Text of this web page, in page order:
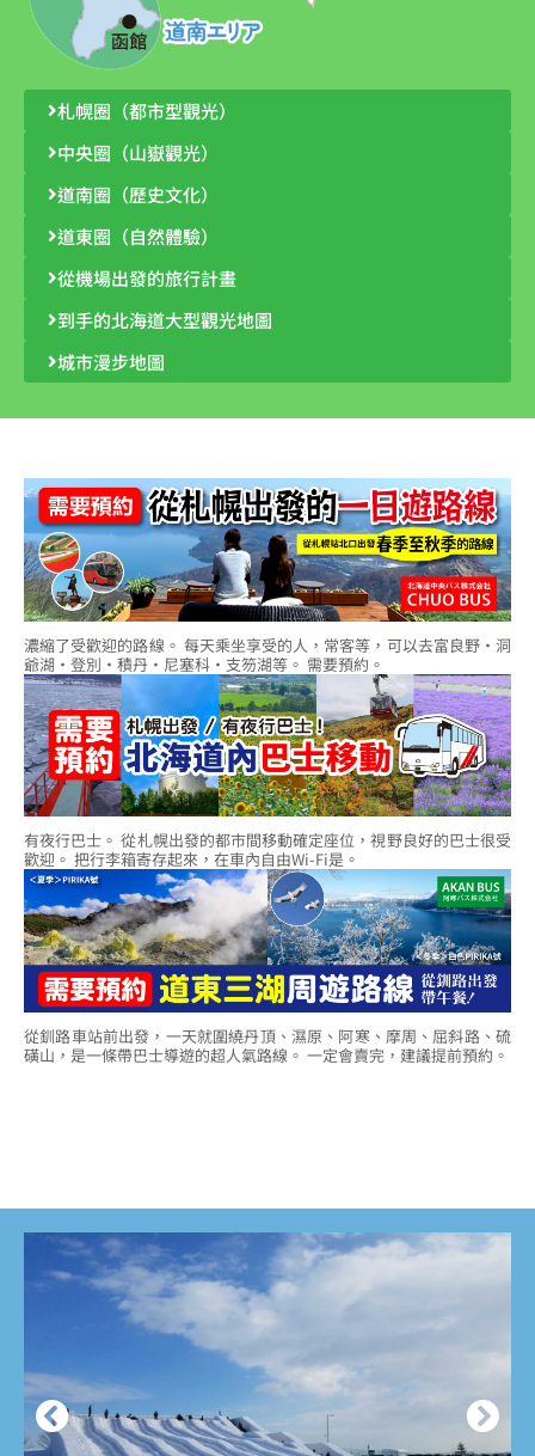
札幌圈（都市型觀光）
中央圈（山嶽觀光）
道南圈（歷史文化）
道東圈（自然體驗）
從機場出發的旅行計畫
到手的北海道大型觀光地圖
城市漫步地圖
濃縮了受歡迎的路線。 每天乘坐享受的人，常客等，可以去富良野·洞
爺湖·登別·積丹·尼塞科·支笏湖等。 需要預約。
有夜行巴士。 從札幌出發的都市間移動確定座位，視野良好的巴士很受
歡迎。 把行李箱寄存起來，在車內自由Wi-Fi是。
從釧路車站前出發，一天就圍繞丹頂、濕原、阿寒、摩周、屈斜路、硫
磺山，是一條帶巴士導遊的超人氣路線。 一定會賣完，建議提前預約。